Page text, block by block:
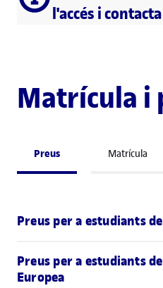
l'accés i
Matrícula i
Preus Matrícula
Preus per a estudiants
Preus per a estudiants
Europea